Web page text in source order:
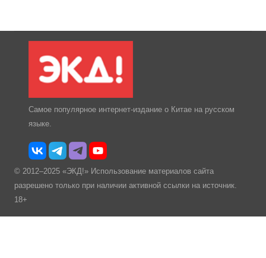
Самое популярное интернет-издание о Китае на русском
языке.
© 2012–2025 «ЭКД!» Использование материалов сайта
разрешено только при наличии активной ссылки на источник.
18+